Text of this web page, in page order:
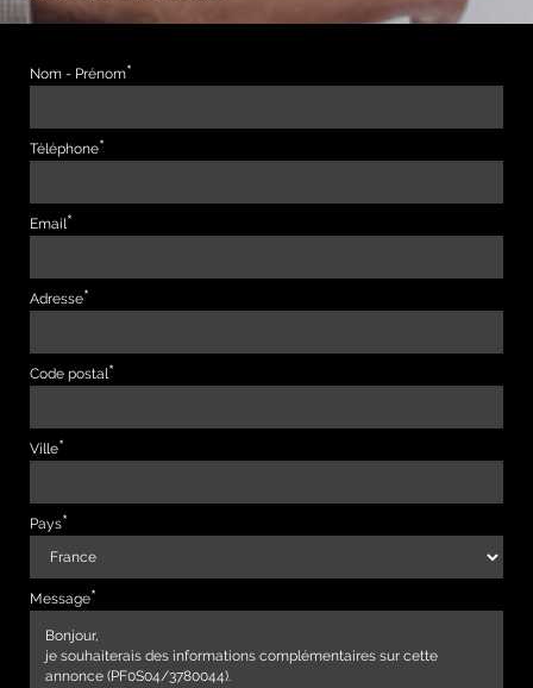
Nom - Prénom
Téléphone
Email
Adresse
Code postal
Ville
Pays
Message